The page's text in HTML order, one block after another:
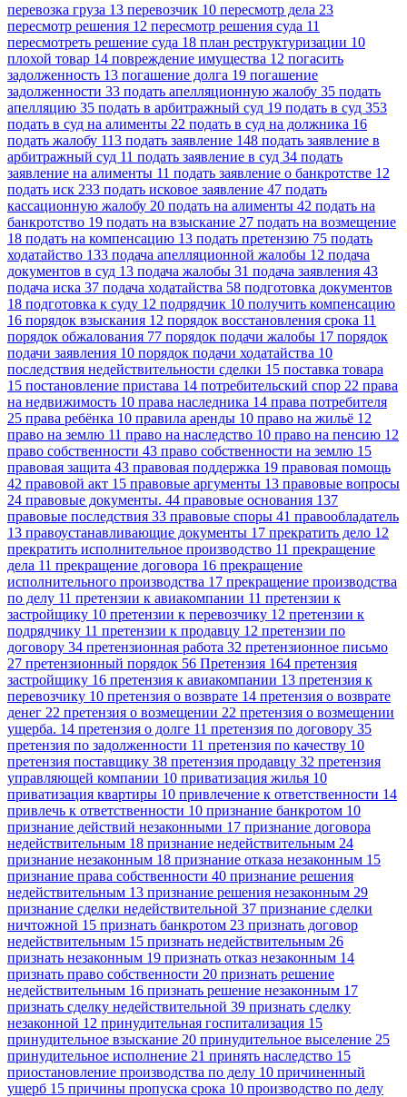
перевозка груза 13 перевозчик 10 пересмотр дела 23
пересмотр решения 12 пересмотр решения суда 11
пересмотреть решение суда 18 план реструктуризации 10
плохой товар 14 повреждение имущества 12 погасить
задолженность 13 погашение долга 19 погашение
задолженности 33 подать апелляционную жалобу 35 подать
апелляцию 35 подать в арбитражный суд 19 подать в суд 353
подать в суд на алименты 22 подать в суд на должника 16
подать жалобу 113 подать заявление 148 подать заявление в
арбитражный суд 11 подать заявление в суд 34 подать
заявление на алименты 11 подать заявление о банкротстве 12
подать иск 233 подать исковое заявление 47 подать
кассационную жалобу 20 подать на алименты 42 подать на
банкротство 19 подать на взыскание 27 подать на возмещение
18 подать на компенсацию 13 подать претензию 75 подать
ходатайство 133 подача апелляционной жалобы 12 подача
документов в суд 13 подача жалобы 31 подача заявления 43
подача иска 37 подача ходатайства 58 подготовка документов
18 подготовка к суду 12 подрядчик 10 получить компенсацию
16 порядок взыскания 12 порядок восстановления срока 11
порядок обжалования 77 порядок подачи жалобы 17 порядок
подачи заявления 10 порядок подачи ходатайства 10
последствия недействительности сделки 15 поставка товара
15 постановление пристава 14 потребительский спор 22 права
на недвижимость 10 права наследника 14 права потребителя
25 права ребёнка 10 правила аренды 10 право на жильё 12
право на землю 11 право на наследство 10 право на пенсию 12
право собственности 43 право собственности на землю 15
правовая защита 43 правовая поддержка 19 правовая помощь
42 правовой акт 15 правовые аргументы 13 правовые вопросы
24 правовые документы. 44 правовые основания 137
правовые последствия 33 правовые споры 41 правообладатель
13 правоустанавливающие документы 17 прекратить дело 12
прекратить исполнительное производство 11 прекращение
дела 11 прекращение договора 16 прекращение
исполнительного производства 17 прекращение производства
по делу 11 претензии к авиакомпании 11 претензии к
застройщику 10 претензии к перевозчику 12 претензии к
подрядчику 11 претензии к продавцу 12 претензии по
договору 34 претензионная работа 32 претензионное письмо
27 претензионный порядок 56 Претензия 164 претензия
застройщику 16 претензия к авиакомпании 13 претензия к
перевозчику 10 претензия о возврате 14 претензия о возврате
денег 22 претензия о возмещении 22 претензия о возмещении
ущерба. 14 претензия о долге 11 претензия по договору 35
претензия по задолженности 11 претензия по качеству 10
претензия поставщику 38 претензия продавцу 32 претензия
управляющей компании 10 приватизация жилья 10
приватизация квартиры 10 привлечение к ответственности 14
привлечь к ответственности 10 признание банкротом 10
признание действий незаконными 17 признание договора
недействительным 18 признание недействительным 24
признание незаконным 18 признание отказа незаконным 15
признание права собственности 40 признание решения
недействительным 13 признание решения незаконным 29
признание сделки недействительной 37 признание сделки
ничтожной 15 признать банкротом 23 признать договор
недействительным 15 признать недействительным 26
признать незаконным 19 признать отказ незаконным 14
признать право собственности 20 признать решение
недействительным 16 признать решение незаконным 17
признать сделку недействительной 39 признать сделку
незаконной 12 принудительная госпитализация 15
принудительное взыскание 20 принудительное выселение 25
принудительное исполнение 21 принять наследство 15
приостановление производства по делу 10 причиненный
ущерб 15 причины пропуска срока 10 производство по делу